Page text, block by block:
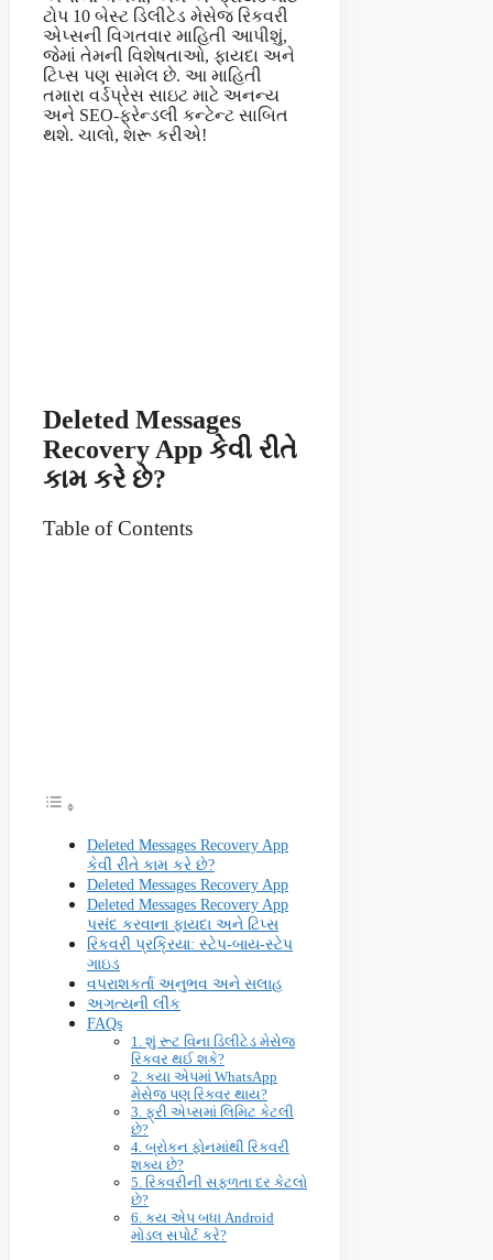
ટોપ 10 બેસ્ટ ડિલીટેડ મેસેજ રિકવરી
એપ્સની વિગતવાર માહિતી આપીશું,
જેમાં તેમની વિશેષતાઓ, ફાયદા અને
ટિપ્સ પણ સામેલ છે. આ માહિતી
તમારા વર્ડપ્રેસ સાઇટ માટે અનન્ય
અને SEO-ફ્રેન્ડલી કન્ટેન્ટ સાબિત
થશે. ચાલો, શરૂ કરીએ!
Deleted Messages
Recovery App કેવી રીતે
કામ કરે છે?
Table of Contents
Deleted Messages Recovery App
કેવી રીતે કામ કરે છે?
Deleted Messages Recovery App
Deleted Messages Recovery App
પસંદ કરવાના ફાયદા અને ટિપ્સ
રિકવરી પ્રક્રિયા: સ્ટેપ-બાય-સ્ટેપ
ગાઇડ
વપરાશકર્તા અનુભવ અને સલાહ
અગત્યની લીંક
FAQs
1. શું રૂટ વિના ડિલીટેડ મેસેજ
રિકવર થઈ શકે?
2. કયા એપમાં WhatsApp
મેસેજ પણ રિકવર થાય?
3. ફ્રી એપ્સમાં લિમિટ કેટલી
છે?
4. બ્રોકન ફોનમાંથી રિકવરી
શક્ય છે?
5. રિકવરીની સફળતા દર કેટલો
છે?
6. કય એપ બધા Android
મોડલ સપોર્ટ કરે?